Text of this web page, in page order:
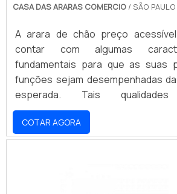
CASA DAS ARARAS COMERCIO / SÃO
A arara de chão preço
contar com algumas
fundamentais para que as suas
funções sejam desempenhadas
esperada. Tais
relacionadas ao seu modo de
que exige uma estrutura feita com
aço inoxidável, embora possuam
COTAR AGORA